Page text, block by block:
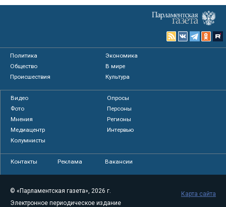
Политика
Экономика
Общество
В мире
Происшествия
Культура
Видео
Опросы
Фото
Персоны
Мнения
Регионы
Медиацентр
Интервью
Колумнисты
Контакты Реклама Вакансии
© «Парламентская газета», 2026 г.
Электронное периодическое издание
Карта сайта